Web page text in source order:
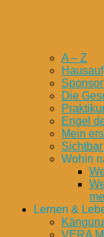
A – Z
Die
Engel
Mein
Wohin
Lernen &
VERA